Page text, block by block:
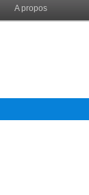
A propos